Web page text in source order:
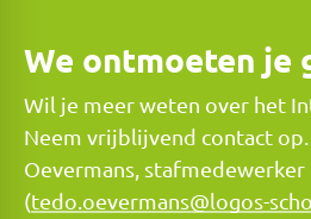
We ontmoeten je
Wil je meer weten over het
Neem vrijblijvend contact
Oevermans, stafmedewerker
(tedo.oevermans@logos-